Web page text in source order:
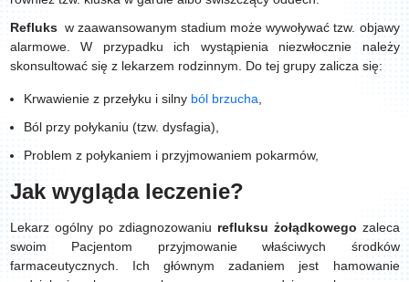
Refluksw zaawansowanym stadium może wywoływać tzw. objawy
alarmowe. W przypadku ich wystąpienia niezwłocznie należy
skonsultować się z lekarzem rodzinnym. Do tej grupy zalicza się:
Krwawienie z przełyku i silny ból brzucha
Ból przy połykaniu (tzw. dysfagia),
Problem z połykaniem i przyjmowaniem pokarmów,
Jak wygląda leczenie?
Lekarz ogólny po zdiagnozowaniu refluksu żołądkowego zaleca
swoim Pacjentom przyjmowanie właściwych środków
farmaceutycznych. Ich głównym zadaniem jest hamowanie